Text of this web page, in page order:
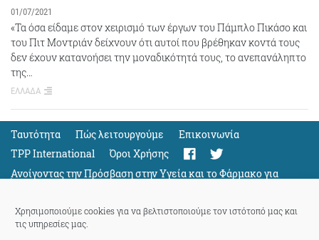
Χρησιμοποιούμε cookies για να βελτιστοποιούμε τον ιστότοπό μας και
τις υπηρεσίες μας.
01/07/2021
«Τα όσα είδαμε στον χειρισμό των έργων του Πάμπλο Πικάσο και
του Πιτ Μοντριάν δείχνουν ότι αυτοί που βρέθηκαν κοντά τους
δεν έχουν κατανοήσει την μοναδικότητά τους, το ανεπανάληπτο
της…
ΕΛΛΑΔΑ
Ταυτότητα Πώς λειτουργούμε
Eπικοινωνία
TPP International
Όροι Χρήσης
Ανοίγοντας την Πρόσβαση στην Υγεία και το Φάρμακο για
Όλους
Support